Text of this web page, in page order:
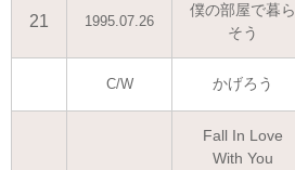
21 1995.07.26
僕の部屋で暮ら
そう
C/W かげろう
Fall In Love
With You